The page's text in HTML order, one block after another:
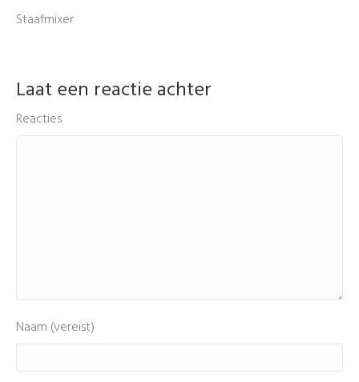
Staafmixer
Laat een reactie achter
Reacties
Naam (vereist)